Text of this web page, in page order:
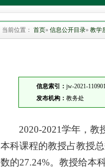
当前位置： 首页» 信息公开目录» 教学
信息索引：jw-2021-
发布机构：教务处
2020-2021学年，
本科课程的教授占教授
数的27.24%。教授给本